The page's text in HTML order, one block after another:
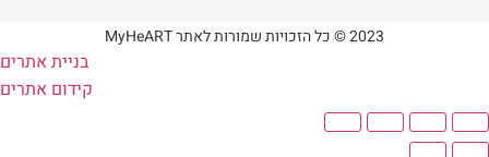
2023 © כל הזכויות שמורות לאתר MyHeART
בניית אתרים
קידום אתרים